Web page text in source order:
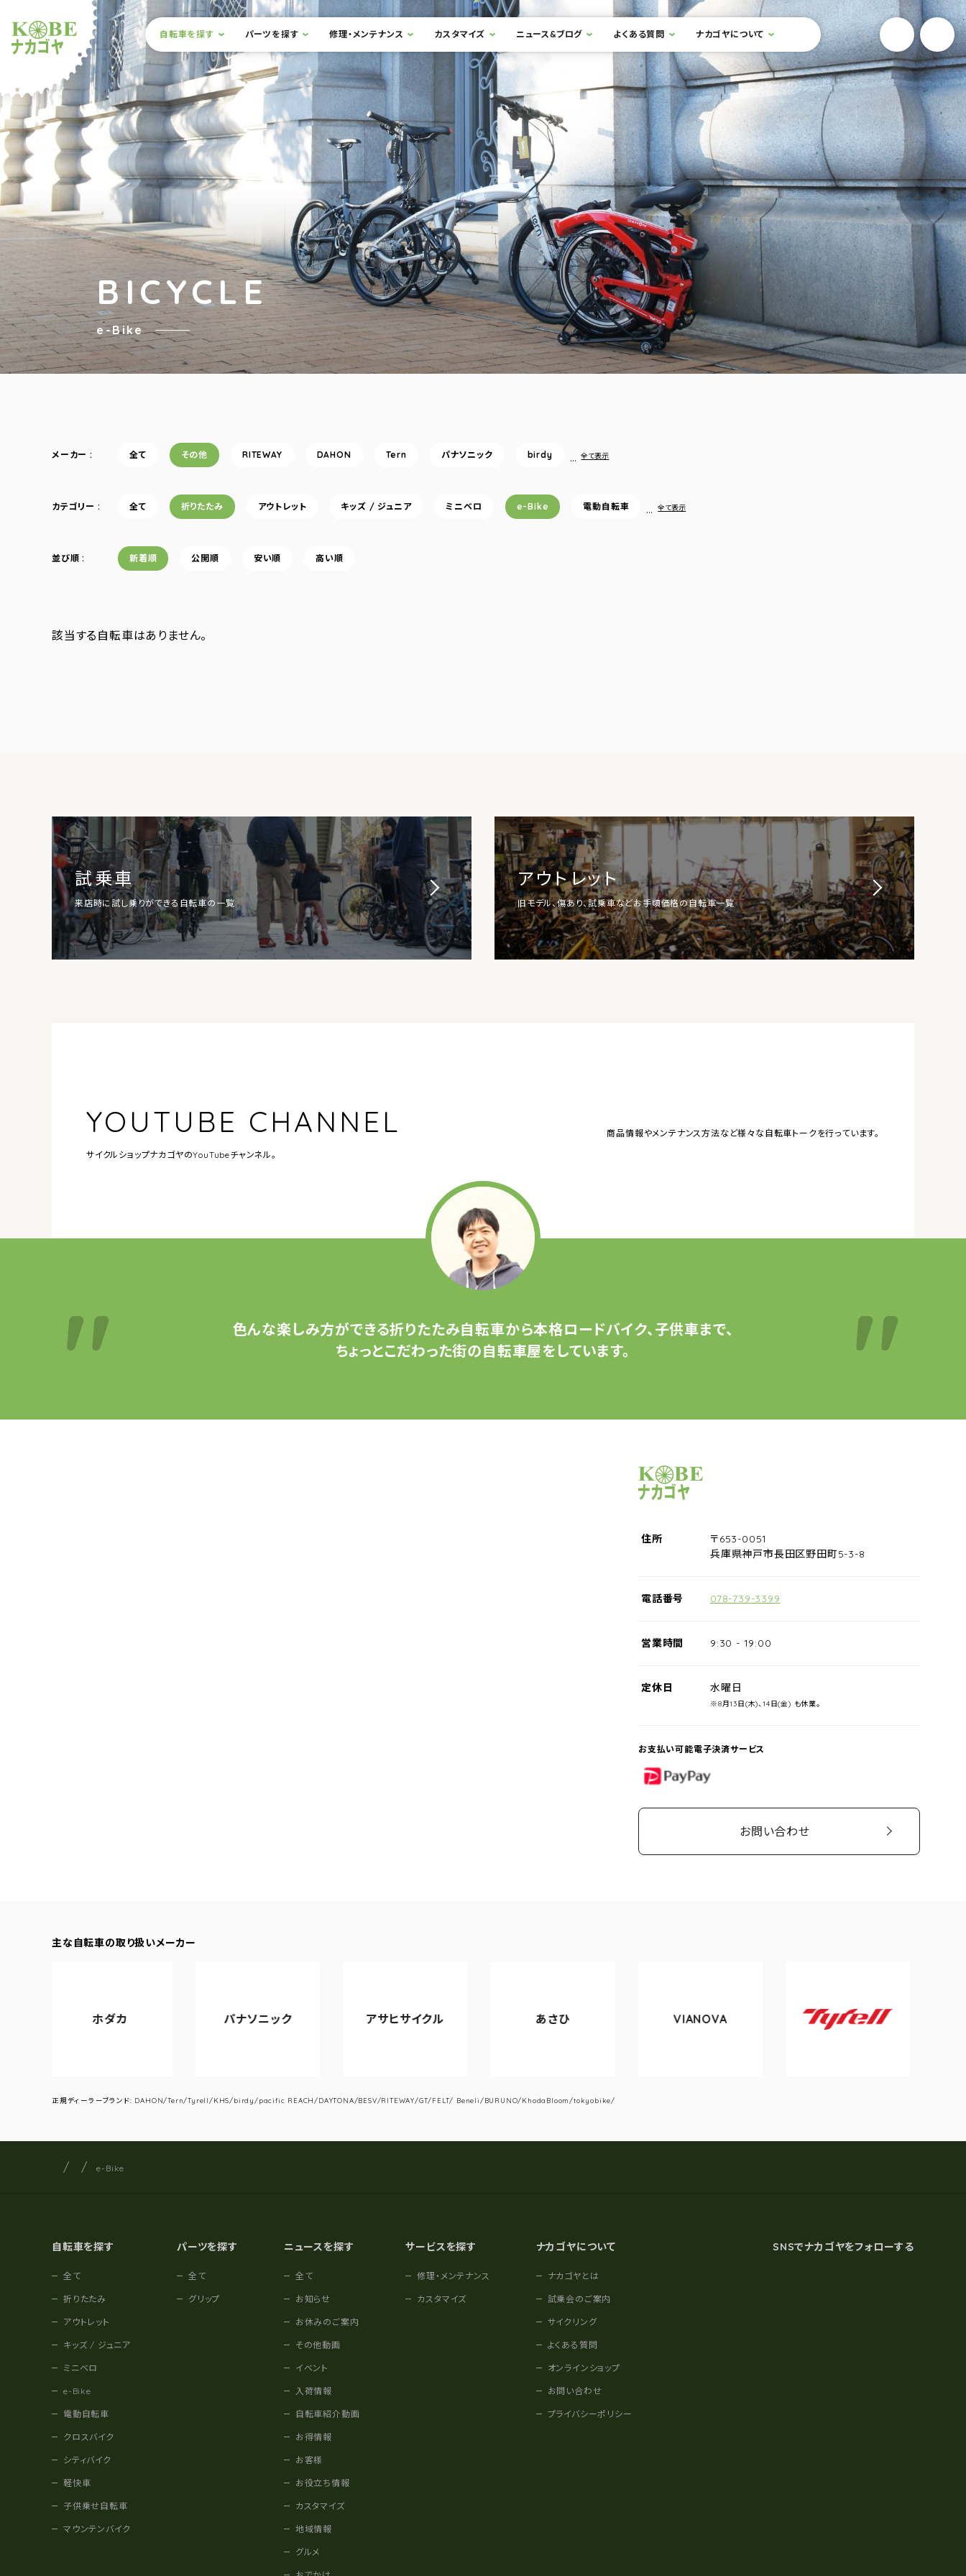
ショップナカゴヤ
サイト内メニュー
本文までスキップ
自転車を探す パーツを探す 修理・メンテナンス カスタマイズ ニュース&ブログ よくある質問 ナカゴヤについて 検索フォームを開閉する YouTube
BICYCLE
e-Bike
メーカー 全て その他 RITEWAY DAHON Tern パナソニック birdy … 全て表示
カテゴリー 全て 折りたたみ アウトレット キッズ / ジュニア ミニベロ e-Bike 電動自転車 … 全て表示
並び順 新着順 公開順 安い順 高い順
該当する自転車はありません。
試乗車
来店時に試し乗りができる自転車の一覧
アウトレット
旧モデル、傷あり、試乗車などお手頃価格の自転車一覧
YOUTUBE CHANNEL
サイクルショップナカゴヤのYouTubeチャンネル。
商品情報やメンテナンス方法など様々な自転車トークを行っています。
色んな楽しみ方ができる折りたたみ自転車から本格ロードバイク、子供車まで、
ちょっとこだわった街の自転車屋をしています。
サイクルショップナカゴヤ
住所
〒653-0051
兵庫県神戸市長田区野田町5-3-8
電話番号 078-739-3399
営業時間 9:30 - 19:00
定休日 水曜日
※8月13日(木)、14日(金) も休業。
お支払い可能電子決済サービス
PayPay
お問い合わせ
主な自転車の取り扱いメーカー
パナソニック アサヒサイクル
Tyrell
正規ディーラーブランド: DAHON/Tern/Tyrell/KHS/birdy/pacific REACH/DAYTONA/BESV/RITEWAY/GT/FELT/ Beneli/BURUNO/KhodaBloom/tokyobike/
サイト内の現在地
サイクルショップナカゴヤ
e-Bike
自転車を探す
全て
折りたたみ
アウトレット
キッズ / ジュニア
ミニベロ
e-Bike
電動自転車
クロスバイク
シティバイク
軽快車
子供乗せ自転車
マウンテンバイク
パーツを探す
全て
グリップ
ニュースを探す
全て
お知らせ
お休みのご案内
その他動画
イベント
入荷情報
自転車紹介動画
お得情報
お客様
お役立ち情報
カスタマイズ
地域情報
グルメ
サービスを探す
修理・メンテナンス
カスタマイズ
ナカゴヤについて
ナカゴヤとは
試乗会のご案内
サイクリング
よくある質問
オンラインショップ
お問い合わせ
プライバシーポリシー
SNSでナカゴヤをフォローする